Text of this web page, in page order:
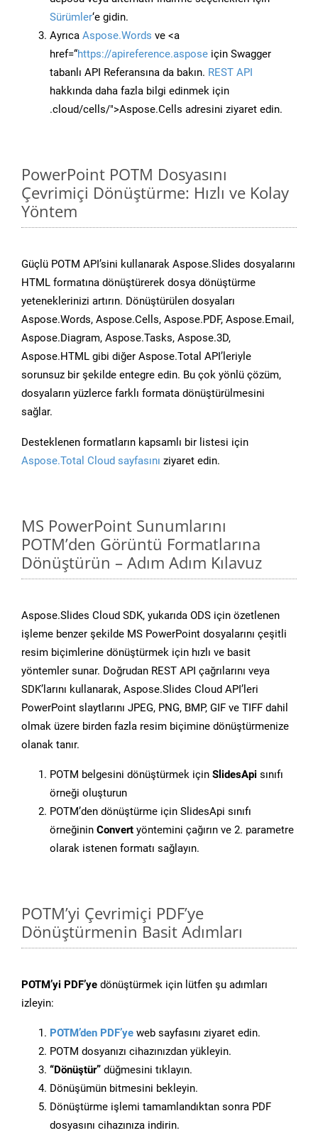
Sürümler‘e gidin.
Ayrıca Aspose.Words ve <a
href=“https://apireference.aspose için Swagger
tabanlı API Referansına da bakın. REST API
hakkında daha fazla bilgi edinmek için
.cloud/cells/">Aspose.Cells adresini ziyaret edin.
PowerPoint POTM Dosyasını
Çevrimiçi Dönüştürme: Hızlı ve Kolay
Yöntem
Güçlü POTM API’sini kullanarak Aspose.Slides dosyalarını
HTML formatına dönüştürerek dosya dönüştürme
yeteneklerinizi artırın. Dönüştürülen dosyaları
Aspose.Words, Aspose.Cells, Aspose.PDF, Aspose.Email,
Aspose.Diagram, Aspose.Tasks, Aspose.3D,
Aspose.HTML gibi diğer Aspose.Total API’leriyle
sorunsuz bir şekilde entegre edin. Bu çok yönlü çözüm,
dosyaların yüzlerce farklı formata dönüştürülmesini
sağlar.
Desteklenen formatların kapsamlı bir listesi için
Aspose.Total Cloud sayfasını ziyaret edin.
MS PowerPoint Sunumlarını
POTM’den Görüntü Formatlarına
Dönüştürün – Adım Adım Kılavuz
Aspose.Slides Cloud SDK, yukarıda ODS için özetlenen
işleme benzer şekilde MS PowerPoint dosyalarını çeşitli
resim biçimlerine dönüştürmek için hızlı ve basit
yöntemler sunar. Doğrudan REST API çağrılarını veya
SDK’larını kullanarak, Aspose.Slides Cloud API’leri
PowerPoint slaytlarını JPEG, PNG, BMP, GIF ve TIFF dahil
olmak üzere birden fazla resim biçimine dönüştürmenize
olanak tanır.
POTM belgesini dönüştürmek için SlidesApi sınıfı
örneği oluşturun
POTM’den dönüştürme için SlidesApi sınıfı
örneğinin Convert yöntemini çağırın ve 2. parametre
olarak istenen formatı sağlayın.
POTM’yi Çevrimiçi PDF’ye
Dönüştürmenin Basit Adımları
POTM’yi PDF’ye dönüştürmek için lütfen şu adımları
izleyin:
POTM’den PDF’ye web sayfasını ziyaret edin.
POTM dosyanızı cihazınızdan yükleyin.
“Dönüştür” düğmesini tıklayın.
Dönüşümün bitmesini bekleyin.
Dönüştürme işlemi tamamlandıktan sonra PDF
dosyasını cihazınıza indirin.